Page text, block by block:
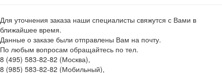
Для уточнения заказа наши специалисты свяжутся с Вами в
ближайшее время.
Данные о заказе были отправлены Вам на почту.
По любым вопросам обращайтесь по тел.
8 (495) 583-82-82 (Москва),
8 (985) 583-82-82 (Мобильный),